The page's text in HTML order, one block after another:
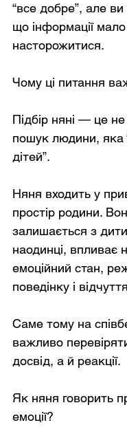
“все добре”, але ви
що інформації
насторожитися.
Чому ці питання
Підбір няні — це
пошук людини, яка
дітей”.
Няня входить у
простір родини.
залишається з
наодинці, впливає
емоційний стан,
поведінку і
Саме тому на
важливо
досвід, а й реакції.
Як няня говорить
емоції?